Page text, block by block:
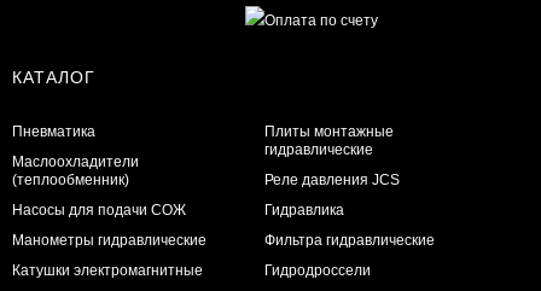
КАТАЛОГ
Пневматика
Маслоохладители
(теплообменник)
Насосы для подачи СОЖ
Манометры гидравлические
Катушки электромагнитные
Плиты монтажные
гидравлические
Реле давления JCS
Гидравлика
Фильтра гидравлические
Гидродроссели